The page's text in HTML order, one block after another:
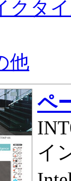
クタ
他
ペ
イ